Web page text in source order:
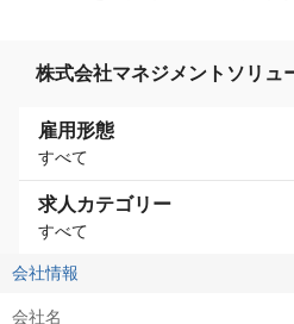
株式会社マネジメントソリュ
雇用形態
すべて
求人カテゴリー
すべて
会社情報
会社名